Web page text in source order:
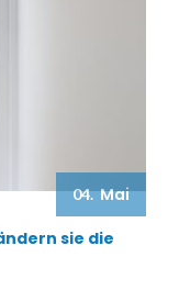
04. Mai
sie die